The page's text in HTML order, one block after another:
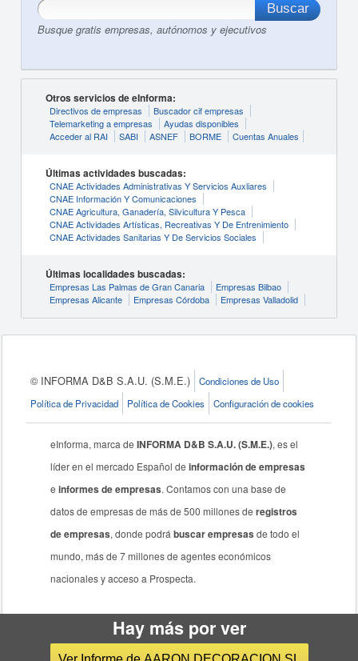
Busque gratis empresas, autónomos y ejecutivos
Otros servicios de eInforma:
Directivos de empresas
Buscador cif empresas
Telemarketing a empresas
Ayudas disponibles
Acceder al RAI
SABI ASNEF BORME Cuentas Anuales
Últimas actividades buscadas:
CNAE Actividades Administrativas Y Servicios Auxliares
CNAE Información Y Comunicaciones
CNAE Agricultura, Ganadería, Silvicultura Y Pesca
CNAE Actividades Artísticas, Recreativas Y De Entrenimiento
CNAE Actividades Sanitarias Y De Servicios Sociales
Últimas localidades buscadas:
Empresas Las Palmas de Gran Canaria
Empresas Bilbao
Empresas Alicante
Empresas Córdoba Empresas Valladolid
© INFORMA D&B S.A.U. (S.M.E.)
Condiciones de Uso
Política de Privacidad
Política de Cookies Configuración de cookies
eInforma, marca deINFORMA D&B S.A.U. (S.M.E.), es el
líder en el mercado Español deinformación de empresas
einformes de empresas. Contamos con una base de
datos de empresas de más de 500 millones deregistros
de empresas, donde podrábuscar empresas de todo el
mundo, más de 7 millones de agentes económicos
nacionales y acceso a Prospecta.
Hay más por ver